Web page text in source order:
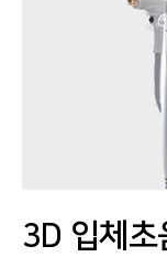
3D 입체초